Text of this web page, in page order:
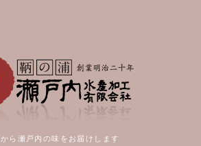
ら瀬戸内の味をお届けします